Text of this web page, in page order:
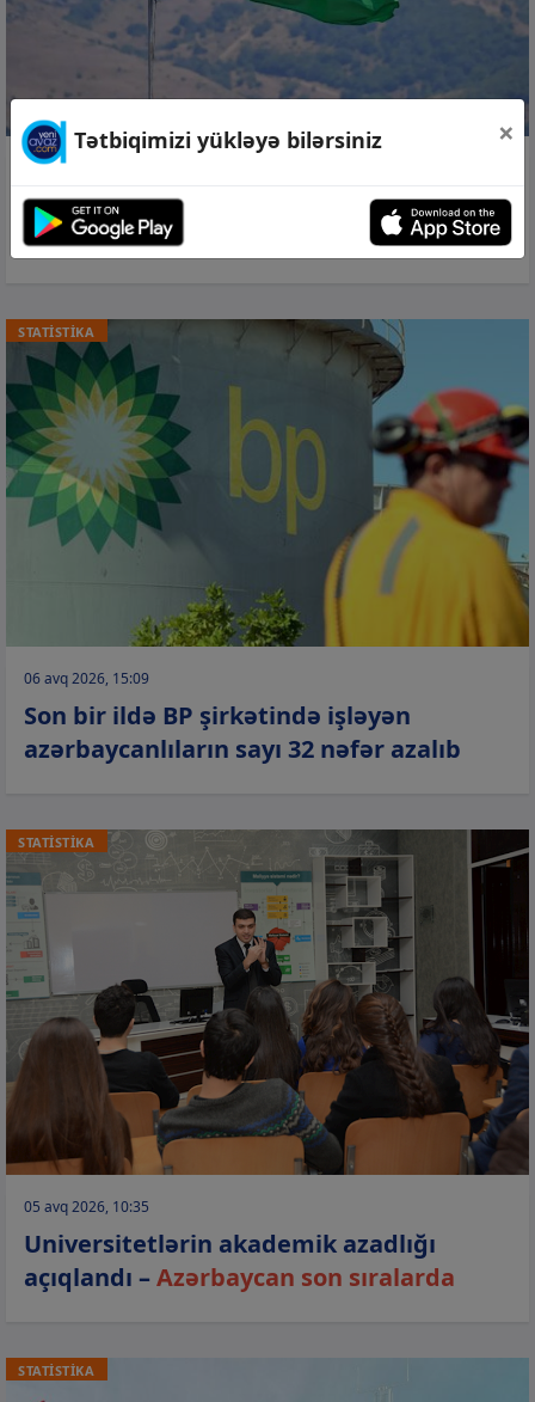
07 avq 2026, 18:09
Azərbaycan “Qlobal Sülh İndeksi”ndə
110-cu yerdə qərarlaşıb –
Siyahı
STATİSTİKA
06 avq 2026, 15:09
Son bir ildə BP şirkətində işləyən
azərbaycanlıların sayı 32 nəfər azalıb
STATİSTİKA
05 avq 2026, 10:35
Universitetlərin akademik azadlığı
açıqlandı –Azərbaycan son sıralarda
STATİSTİKA
Tətbiqimizi yükləyə bilərsiniz ×